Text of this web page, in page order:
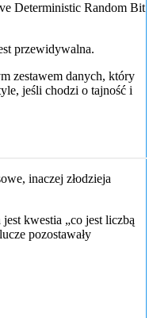
Deterministic Random Bit
przewidywalna.
zestawem danych, który
jeśli chodzi o tajność i
inaczej złodzieja
kwestia „co jest liczbą
pozostawały